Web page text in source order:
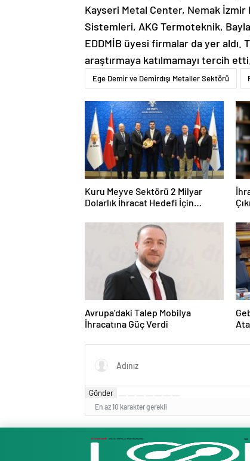
Kayseri Metal Center, Nemak İzmir
Sistemleri, AKG Termoteknik,
EDDMİB üyesi firmalar da yer aldı.
araştırmaya katılmamayı tercih etti.
Ege Demir ve Demirdışı Metaller Sektörü
Kuru Meyve Sektörü 2 Milyar
Dolarlık İhracat Hedefi İçin
Avrupa’daki Talep Mobilya
İhracatına Güç Verdi
Gönder
En az 10 karakter gerekli